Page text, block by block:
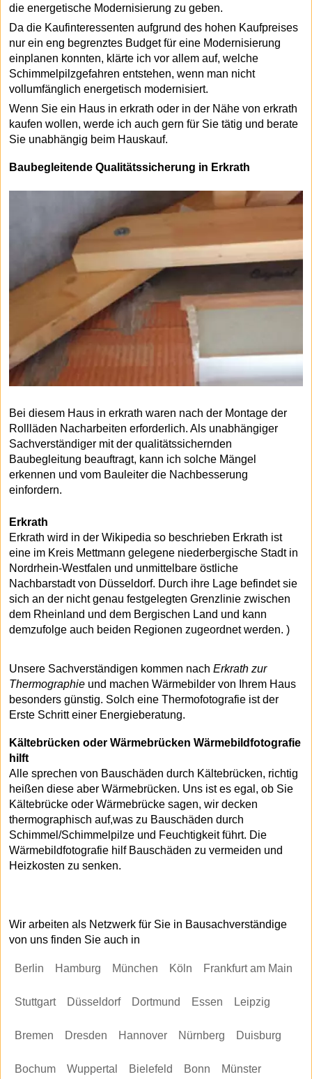
die energetische Modernisierung zu geben.
Da die Kaufinteressenten aufgrund des hohen Kaufpreises
nur ein eng begrenztes Budget für eine Modernisierung
einplanen konnten, klärte ich vor allem auf, welche
Schimmelpilzgefahren entstehen, wenn man nicht
vollumfänglich energetisch modernisiert.
Wenn Sie ein Haus in erkrath oder in der Nähe von erkrath
kaufen wollen, werde ich auch gern für Sie tätig und berate
Sie unabhängig beim Hauskauf.
Baubegleitende Qualitätssicherung in Erkrath
Bei diesem Haus in erkrath waren nach der Montage der
Rollläden Nacharbeiten erforderlich. Als unabhängiger
Sachverständiger mit der qualitätssichernden
Baubegleitung beauftragt, kann ich solche Mängel
erkennen und vom Bauleiter die Nachbesserung
einfordern.
Erkrath
Erkrath wird in der Wikipedia so beschrieben Erkrath ist
eine im Kreis Mettmann gelegene niederbergische Stadt in
Nordrhein-Westfalen und unmittelbare östliche
Nachbarstadt von Düsseldorf. Durch ihre Lage befindet sie
sich an der nicht genau festgelegten Grenzlinie zwischen
dem Rheinland und dem Bergischen Land und kann
demzufolge auch beiden Regionen zugeordnet werden. )
Unsere Sachverständigen kommen nach Erkrath zur
Thermographie und machen Wärmebilder von Ihrem Haus
besonders günstig. Solch eine Thermofotografie ist der
Erste Schritt einer Energieberatung.
Kältebrücken oder Wärmebrücken Wärmebildfotografie
hilft
Alle sprechen von Bauschäden durch Kältebrücken, richtig
heißen diese aber Wärmebrücken. Uns ist es egal, ob Sie
Kältebrücke oder Wärmebrücke sagen, wir decken
thermographisch auf,was zu Bauschäden durch
Schimmel/Schimmelpilze und Feuchtigkeit führt. Die
Wärmebildfotografie hilf Bauschäden zu vermeiden und
Heizkosten zu senken.
Wir arbeiten als Netzwerk für Sie in Bausachverständige
von uns finden Sie auch in
Berlin Hamburg München Köln Frankfurt am Main
Stuttgart Düsseldorf Dortmund Essen Leipzig
Bremen Dresden Hannover Nürnberg Duisburg
Bochum Wuppertal Bielefeld Bonn Münster